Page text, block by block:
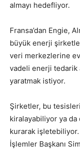
almayı hedefliyor.
Fransa’dan Engie,
büyük enerji
veri merkezlerine
vadeli enerji tedarik
yaratmak istiyor.
Şirketler, bu
kiralayabiliyor ya
kurarak işletebiliyor.
İşlemler Başkanı